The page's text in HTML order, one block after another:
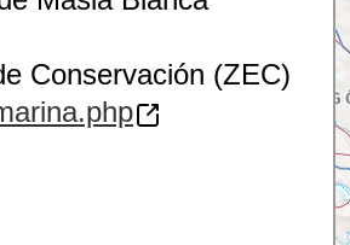
Conservación (ZEC)